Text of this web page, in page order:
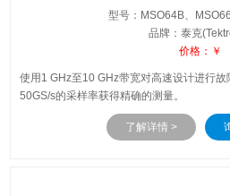
型号：MSO64B、
品牌：泰克
价格：￥
使用1 GHz至10 GHz带宽对高速设计进行
50GS/s的采样率获得精确的测量。
了解详情 >